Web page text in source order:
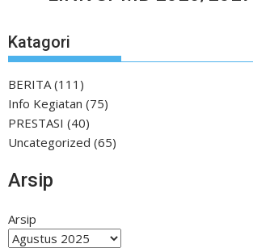
Katagori
BERITA (111)
Info Kegiatan (75)
PRESTASI (40)
Uncategorized (65)
Arsip
Arsip